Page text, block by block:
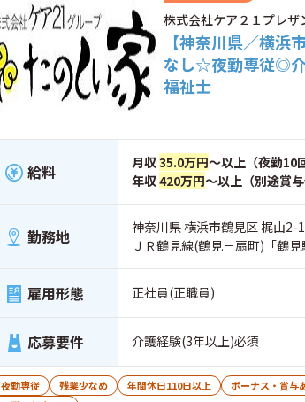
株式会社ケア２１プレザ
【神奈川県／横
なし☆夜勤専従◎
福祉士
給料 月収35.0万円～以上（夜勤10
年収420万円～以上（別途賞与
勤務地
神奈川県 横浜市鶴見区 梶山2-
ＪＲ鶴見線(鶴見－扇町)「鶴
雇用形態 正社員(正職員)
応募要件 介護経験(3年以上)必須
夜勤専従 残業少なめ 年間休日110日以上 ボーナス・賞与